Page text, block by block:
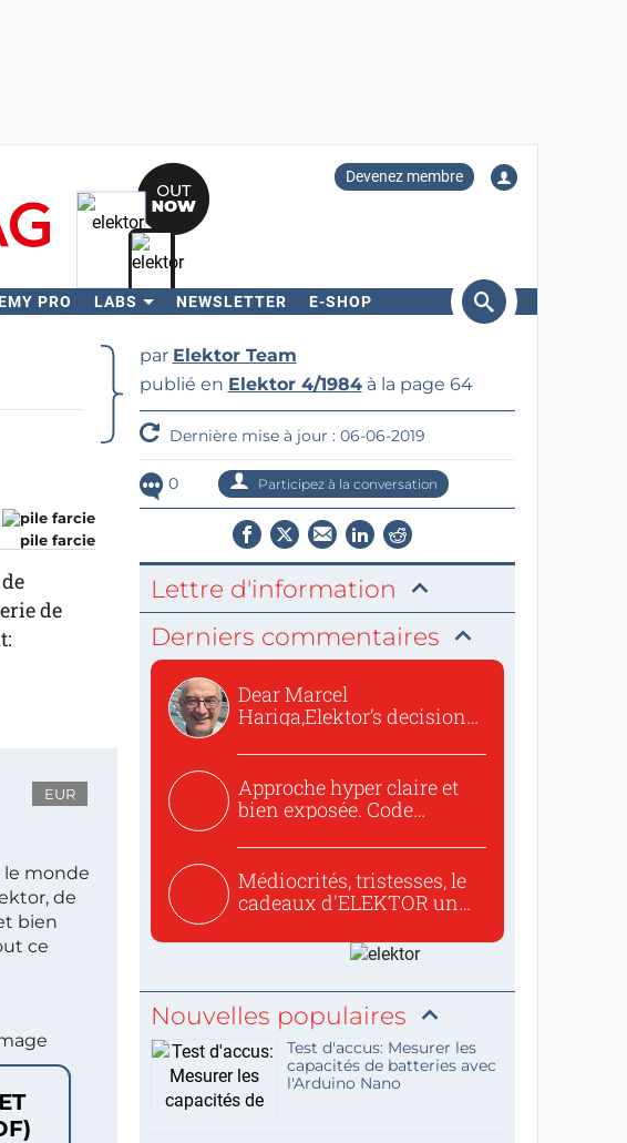
Devenez membre
PRO LABS NEWSLETTER E-SHOP
Rechercher
pile farcie
de
EUR
le monde
de
bien
ce
par Elektor Team
publié en Elektor 4/1984à la page 64
Dernière mise à jour : 06-06-2019
0 Participez à la conversation
Lettre d'information
Derniers commentaires
Dear Marcel
Hariga,Elektor’s decision
Approche hyper claire et
bien exposée. Code
Médiocrités, tristesses, le
cadeaux d'ELEKTOR un
Nouvelles populaires
Test d'accus: Mesurer les
capacités de batteries avec
l'Arduino Nano